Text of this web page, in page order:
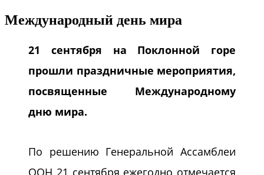
Международный день мира
21 сентября на Поклонной горе
прошли праздничные мероприятия,
посвященные Международному
дню мира.
По решению Генеральной Ассамблеи